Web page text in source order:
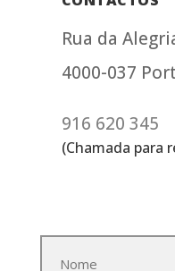
Rua da
4000-037
916 620 345
(Chamada para